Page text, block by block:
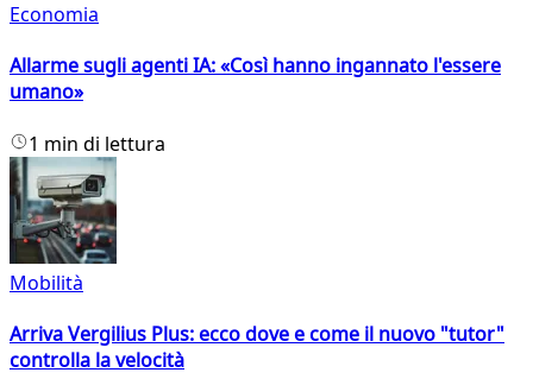
Economia
Allarme sugli agenti IA: «Così hanno ingannato l'essere
umano»
1 min di lettura
Mobilità
Arriva Vergilius Plus: ecco dove e come il nuovo "tutor"
controlla la velocità